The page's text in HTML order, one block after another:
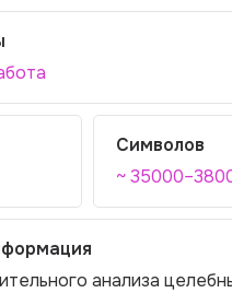
Символов
~
анализа